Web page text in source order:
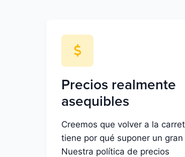
Precios realmente
asequibles
Creemos que volver a la
tiene por qué suponer un
Nuestra política de precios